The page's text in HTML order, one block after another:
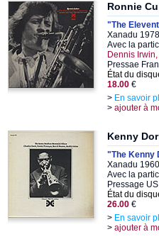
Ronnie
"The
Xanadu
Avec la
Dennis
Pressae
État du
18.00 €
> En savoir
> ajouter à
Kenny
"The Kenny
Xanadu
Avec la
Pressage
État du
26.00 €
> En savoir
> ajouter à